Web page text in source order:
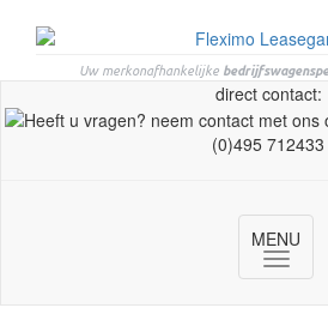
Uw merkonafhankelijke
direct contact:
(0)495 712433
MENU
Toggle